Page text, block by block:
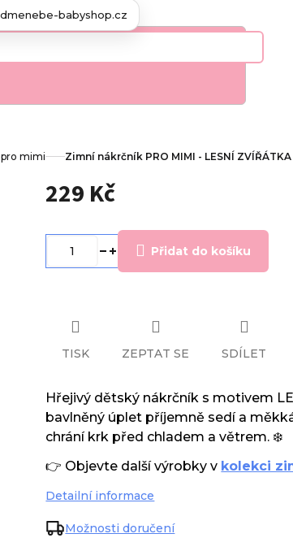
mimi Zimní nákrčník PRO MIMI - LESNÍ
229 Kč
cena:
Možnosti doručení
Přidat do košíku
Hřejivý dětský nákrčník s motivem
bavlněný úplet příjemně sedí a
chrání krk před chladem a větrem. ❄️
👉 Objevte další výrobky v kolekci
Detailní informace
TISK ZEPTAT SE SDÍLET
babyshop.cz